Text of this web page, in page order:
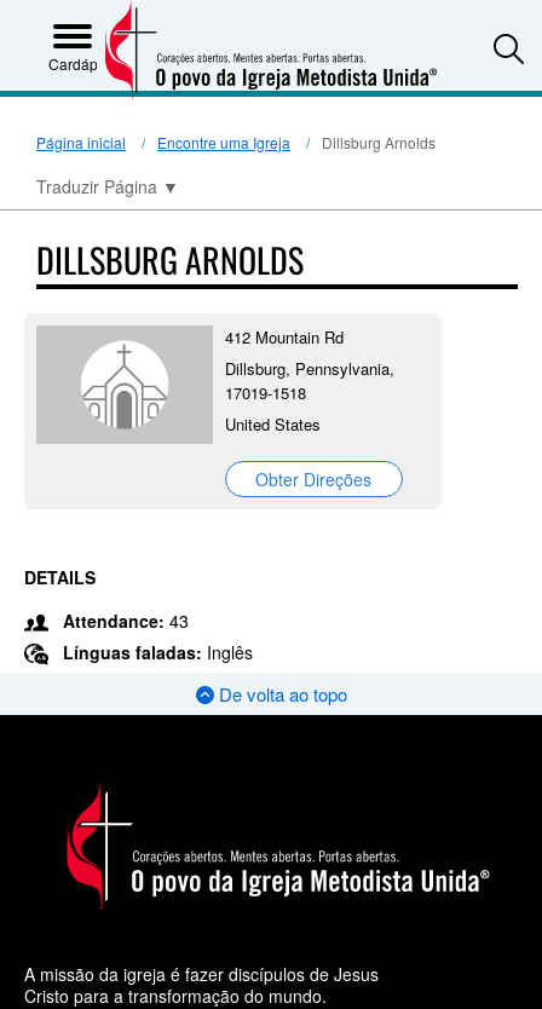
Cardápio
Página inicial Encontre uma Igreja Dillsburg Arnolds
Traduzir Página ▼
DILLSBURG ARNOLDS
412 Mountain Rd
Dillsburg, Pennsylvania,
17019-1518
United States
Obter Direções
DETAILS
Attendance: 43
Línguas faladas: Inglês
De volta ao topo
A missão da igreja é fazer discípulos de Jesus
Cristo para a transformação do mundo.